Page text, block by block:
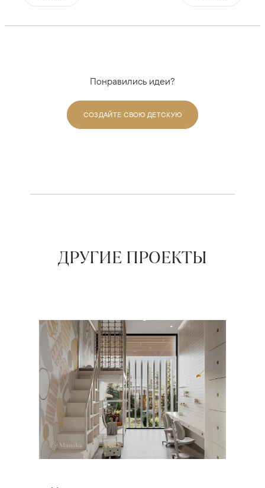
Понравились идеи?
СОЗДАЙТЕ СВОЮ ДЕТСКУЮ
ДРУГИЕ ПРОЕКТЫ